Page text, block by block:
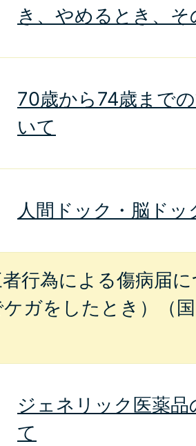
き、やめるとき、そ
70歳から74歳まで
いて
人間ドック・脳ド
行為による傷病届
ケガをしたとき）（
ジェネリック医薬
て